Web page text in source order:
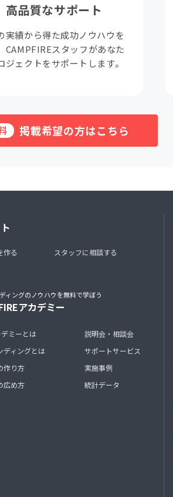
高品質なサポート
実績から得た成功ノウハウを
CAMPFIREスタッフがあなた
ジェクトをサポートします。
料 掲載希望の方はこちら
作る
スタッフに相談する
ィングのノウハウを無料で学ぼう
アカデミー
デミーとは
ディングとは
作り方
広め方
説明会・相談会
サポートサービス
実施事例
統計データ